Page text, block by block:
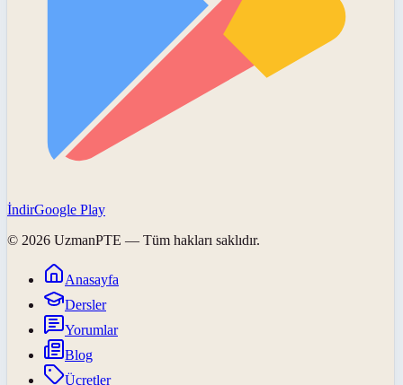
İndirGoogle Play
© 2026 UzmanPTE — Tüm hakları saklıdır.
Anasayfa
Dersler
Yorumlar
Blog
Ücretler